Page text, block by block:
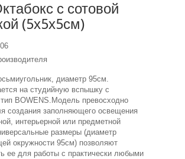
с сотовой
(5х5х5см)
диаметр 95см.
на студийную вспышку с
BOWENS.Модель превосходно
создания заполняющего освещения
интерьерной или предметной
размеры (диаметр
окружности 95см) позволяют
ее для работы с практически любыми